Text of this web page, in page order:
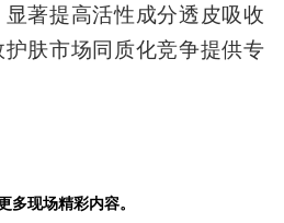
著提高活性成分透皮吸收
肤市场同质化竞争提供专
多现场精彩内容。